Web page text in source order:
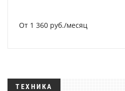
От 1 360 руб./месяц
ТЕХНИКА